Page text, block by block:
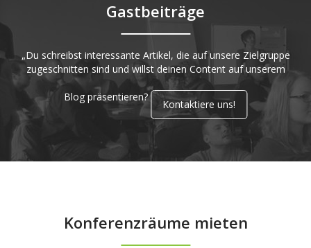
Gastbeiträge
„Du schreibst interessante Artikel, die auf unsere Zielgruppe
zugeschnitten sind und willst deinen Content auf unserem
Blog präsentieren?
Kontaktiere uns!
Konferenzräume mieten